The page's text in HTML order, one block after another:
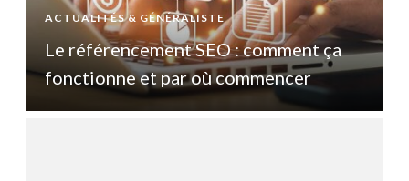
ACTUALITÉS & GÉNÉRALISTE
Le référencement SEO : comment ça
fonctionne et par où commencer